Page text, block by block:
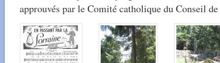
approuvés par le Comité catholique du Conseil